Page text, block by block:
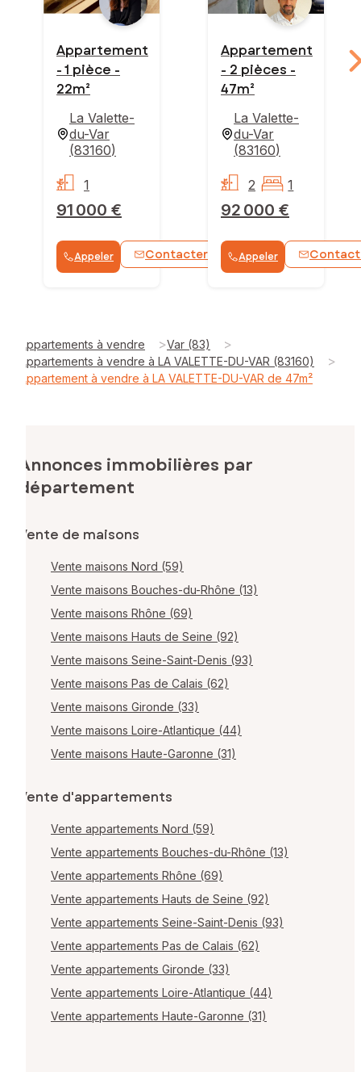
Appartement
- 1 pièce -
22m²
La Valette-
du-Var
(83160)
91 000 €
1
Appeler Contacter WhatsApp
Appartement
- 2 pièces -
47m²
La Valette-
du-Var
(83160)
92 000 €
2 1
Appeler
Appartements à vendre >Var (83) >
Appartements à vendre à LA VALETTE-DU-VAR (83160) >
Appartement à vendre à LA VALETTE-DU-VAR de 47m²
Annonces immobilières par
département
Vente de maisons
Vente maisons Nord (59)
Vente maisons Bouches-du-Rhône (13)
Vente maisons Rhône (69)
Vente maisons Hauts de Seine (92)
Vente maisons Seine-Saint-Denis (93)
Vente maisons Pas de Calais (62)
Vente maisons Gironde (33)
Vente maisons Loire-Atlantique (44)
Vente maisons Haute-Garonne (31)
Vente d'appartements
Vente appartements Nord (59)
Vente appartements Bouches-du-Rhône (13)
Vente appartements Rhône (69)
Vente appartements Hauts de Seine (92)
Vente appartements Seine-Saint-Denis (93)
Vente appartements Pas de Calais (62)
Vente appartements Gironde (33)
Vente appartements Loire-Atlantique (44)
Vente appartements Haute-Garonne (31)